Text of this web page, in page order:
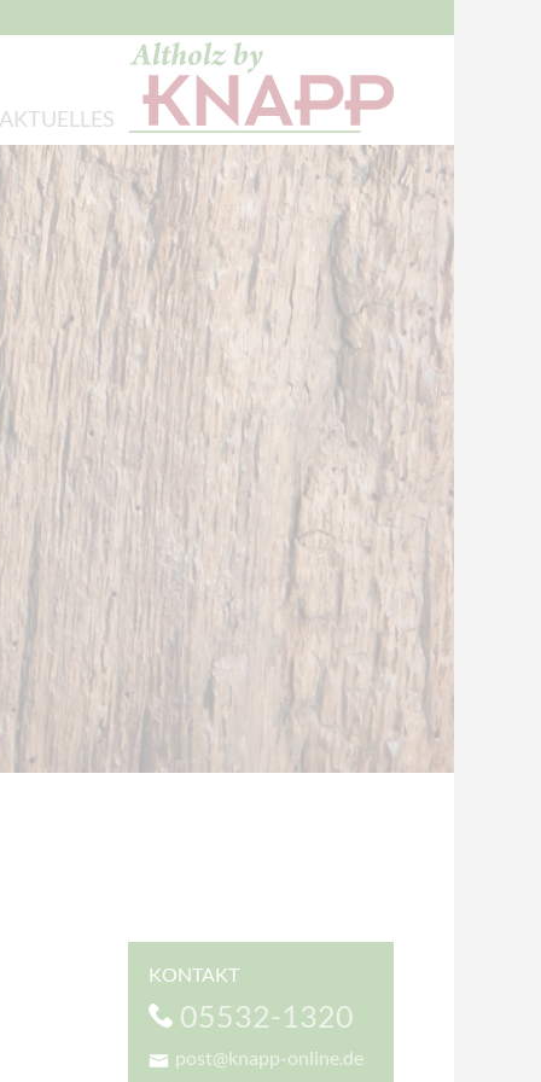
AKTUELLES
KONTAKT
05532-1320
post@knapp-online.de